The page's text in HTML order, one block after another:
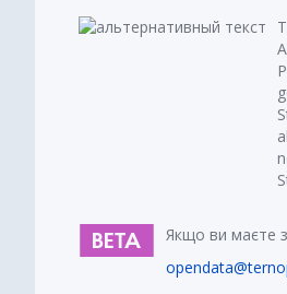
Якщо ви маєте